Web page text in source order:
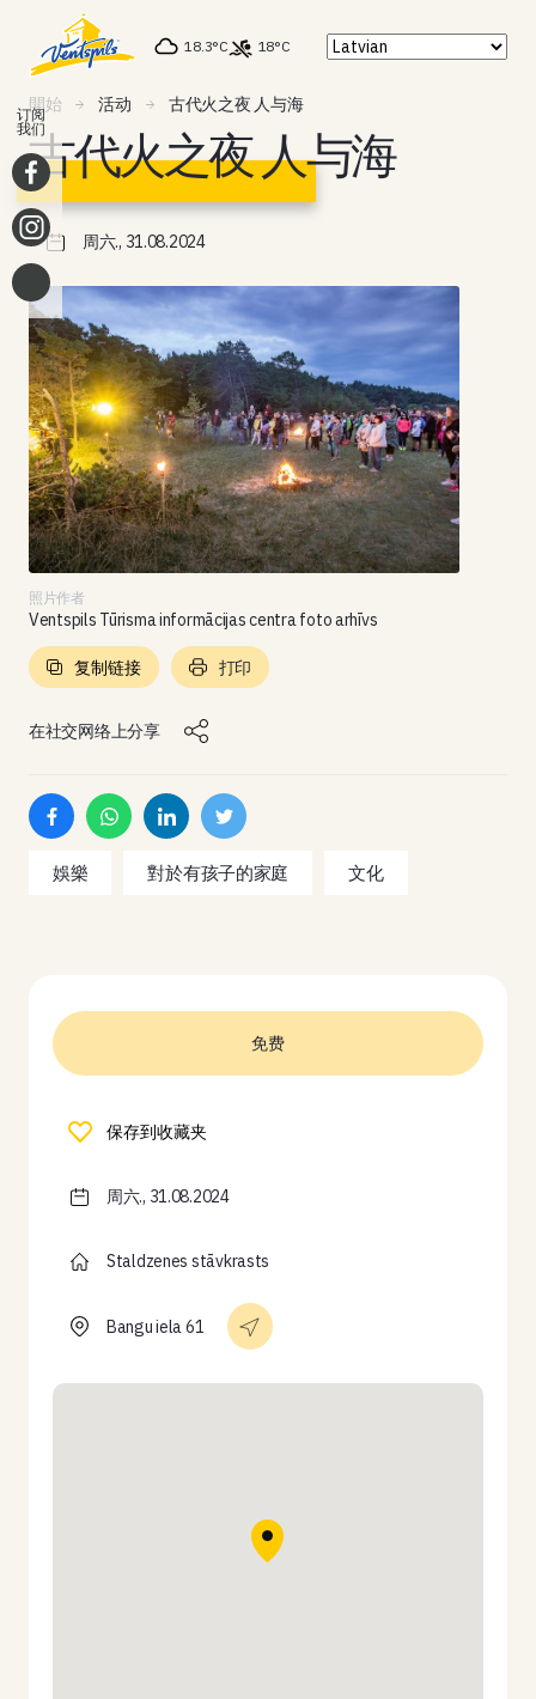
18.3°C 18°C
開始 活动 古代火之夜 人与海
古代火之夜 人与海
周六., 31.08.2024
照片作者
Ventspils Tūrisma informācijas centra foto arhīvs
在社交网络上分享
复制链接 打印
娛樂 對於有孩子的家庭 文化
免费
保存到收藏夹
周六., 31.08.2024
Staldzenes stāvkrasts
Bangu iela 61
订阅
我们